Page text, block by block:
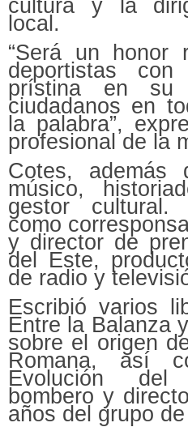
cultura y la
local.
“Será un honor
deportistas
prístina en su
ciudadanos en
la palabra”,
profesional de la
Cotes, además
músico,
gestor cultural.
como
y director de
del Este,
de radio y
Escribió varios
Entre la Balanza
sobre el origen
Romana, así
Evolución
bombero y
años del grupo